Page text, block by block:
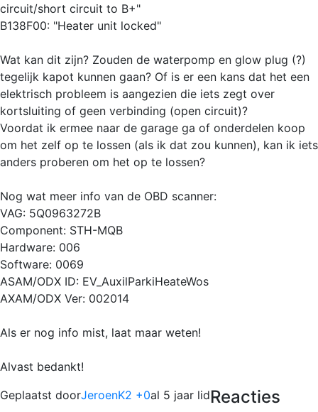
circuit/short circuit to B+"
B138F00: "Heater unit locked"
Wat kan dit zijn? Zouden de waterpomp en glow plug (?)
tegelijk kapot kunnen gaan? Of is er een kans dat het een
elektrisch probleem is aangezien die iets zegt over
kortsluiting of geen verbinding (open circuit)?
Voordat ik ermee naar de garage ga of onderdelen koop
om het zelf op te lossen (als ik dat zou kunnen), kan ik iets
anders proberen om het op te lossen?
Nog wat meer info van de OBD scanner:
VAG: 5Q0963272B
Component: STH-MQB
Hardware: 006
Software: 0069
ASAM/ODX ID: EV_AuxilParkiHeateWos
AXAM/ODX Ver: 002014
Als er nog info mist, laat maar weten!
Alvast bedankt!
Geplaatst doorJeroenK2 +0al 5 jaar lidReacties